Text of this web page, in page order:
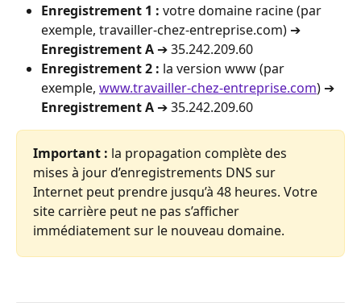
Enregistrement 1 : votre domaine racine (par
exemple, travailler-chez-entreprise.com) ➔
Enregistrement A ➔ 35.242.209.60
Enregistrement 2 : la version www (par
exemple, www.travailler-chez-entreprise.com) ➔
Enregistrement A ➔ 35.242.209.60
Important : la propagation complète des
mises à jour d’enregistrements DNS sur
Internet peut prendre jusqu’à 48 heures. Votre
site carrière peut ne pas s’afficher
immédiatement sur le nouveau domaine.